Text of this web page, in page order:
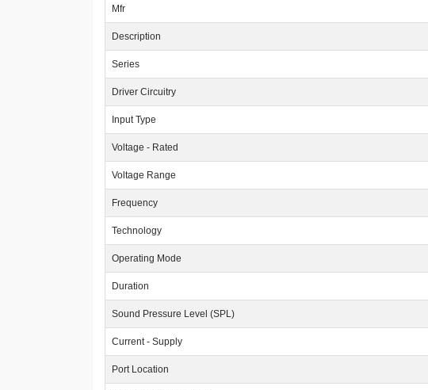
Mfr
Description
Series
Driver Circuitry
Input Type
Voltage - Rated
Voltage Range
Frequency
Technology
Operating Mode
Duration
Sound Pressure Level (SPL)
Current - Supply
Port Location